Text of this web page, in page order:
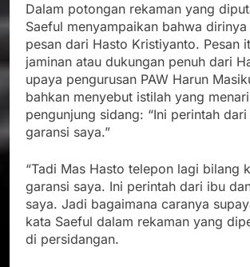
Dalam potongan rekaman yang
Saeful menyampaikan bahwa dirinya
pesan dari Hasto Kristiyanto. Pesan
jaminan atau dukungan penuh dari
upaya pengurusan PAW Harun
bahkan menyebut istilah yang
pengunjung sidang: “Ini perintah
garansi saya.”
“Tadi Mas Hasto telepon lagi bilang
garansi saya. Ini perintah dari ibu
saya. Jadi bagaimana caranya
kata Saeful dalam rekaman yang
di persidangan.